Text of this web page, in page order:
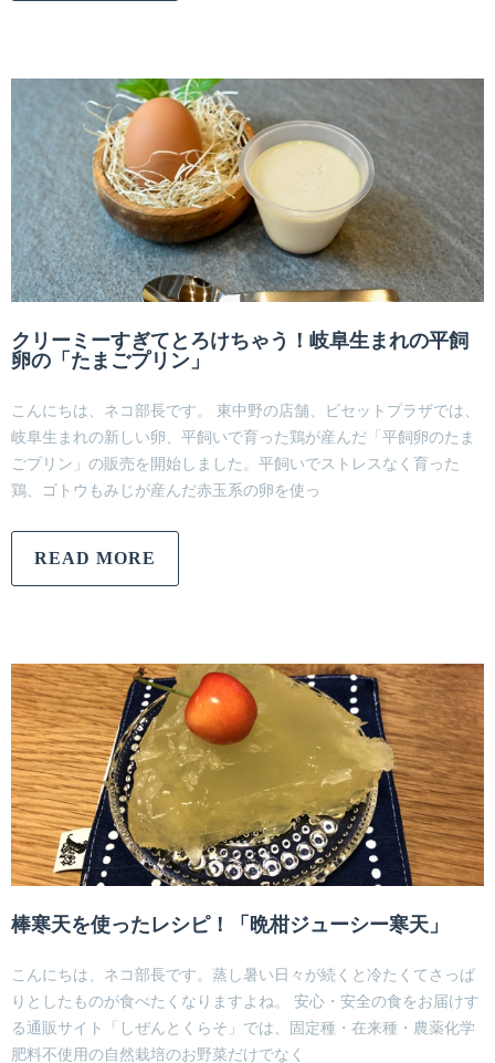
クリーミーすぎてとろけちゃう！岐阜生まれの平飼
卵の「たまごプリン」
こんにちは、ネコ部長です。 東中野の店舗、ビセットプラザでは、
岐阜生まれの新しい卵、平飼いで育った鶏が産んだ「平飼卵のたま
ごプリン」の販売を開始しました。平飼いでストレスなく育った
鶏、ゴトウもみじが産んだ赤玉系の卵を使っ
READ MORE
棒寒天を使ったレシピ！「晩柑ジューシー寒天」
こんにちは、ネコ部長です。蒸し暑い日々が続くと冷たくてさっぱ
りとしたものが食べたくなりますよね。 安心・安全の食をお届けす
る通販サイト「しぜんとくらそ」では、固定種・在来種・農薬化学
肥料不使用の自然栽培のお野菜だけでなく